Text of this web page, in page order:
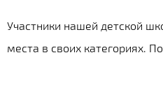
Участники нашей детской
места в своих категориях.